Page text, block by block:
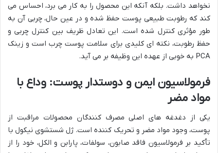
نخواهد داشت. بلکه آنکه این محصول را به کار می برد، احساس می
کند که رطوبت طبیعی پوست حفظ شده و در عین حال، چربی آن به
طور مؤثری کنترل شده است. این تعادل ظریف بین کنترل چربی و
حفظ رطوبت، نکته ای کلیدی برای سلامت پوست چرب است و زینک
PCA به خوبی از عهده این وظیفه بر می آید.
فرمولاسیون ایمن و دوستدار پوست: وداع با
مواد مضر
یکی از دغدغه های اصلی مصرف کنندگان محصولات مراقبت از
پوست، وجود مواد مضر و تحریک کننده است. ژل شستشوی نیکول با
تأکید بر فرمولاسیون فاقد صابون، سولفات، پارابن و الکل، خود را از